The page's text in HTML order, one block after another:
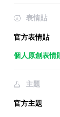
表情貼
官方表情貼
個人原創表情
主題
官方主題